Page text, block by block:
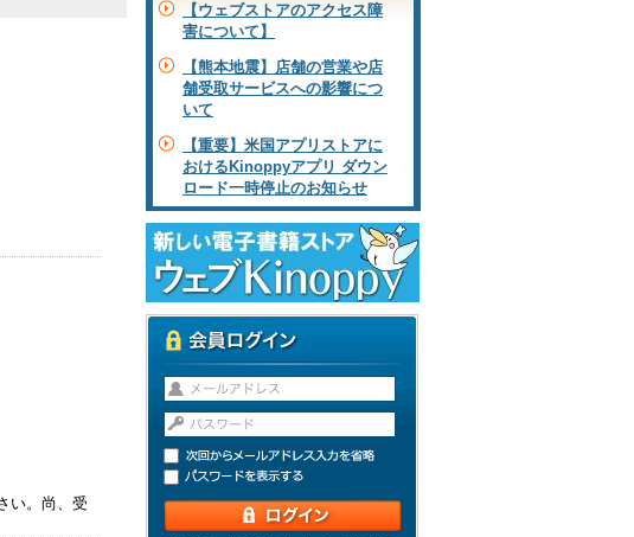
い。尚、受
【ウェブストアのアクセス障
害について】
【熊本地震】店舗の営業や店
舗受取サービスへの影響につ
いて
【重要】米国アプリストアに
おけるKinoppyアプリ ダウン
ロード一時停止のお知らせ